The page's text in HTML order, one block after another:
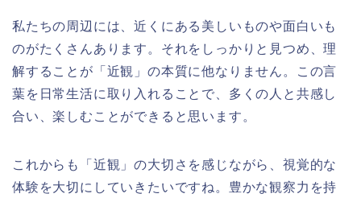
私たちの周辺には、近くにある美しいものや面白いも
のがたくさんあります。それをしっかりと見つめ、理
解することが「近観」の本質に他なりません。この言
葉を日常生活に取り入れることで、多くの人と共感し
合い、楽しむことができると思います。
これからも「近観」の大切さを感じながら、視覚的な
体験を大切にしていきたいですね。豊かな観察力を持